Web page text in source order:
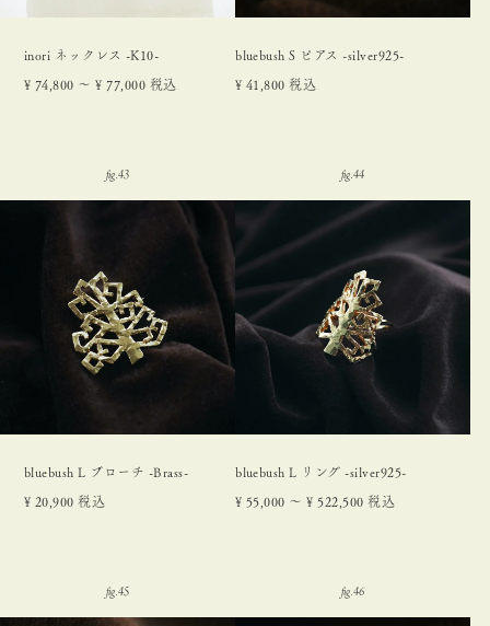
inori ネックレス -K10-
¥ 74,800 〜 ¥ 77,000 税込
bluebush S ピアス -silver925-
¥ 41,800 税込
bluebush L ブローチ -Brass-
¥ 20,900 税込
bluebush L リング -silver925-
¥ 55,000 〜 ¥ 522,500 税込